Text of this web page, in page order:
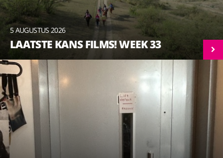
5 AUGUSTUS 2026
LAATSTE KANS FILMS! WEEK 33